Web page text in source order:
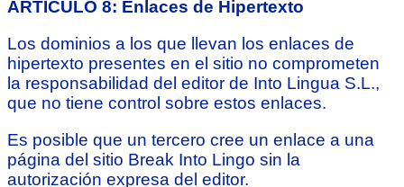
ARTÍCULO 8: Enlaces de Hipertexto
Los dominios a los que llevan los enlaces de
hipertexto presentes en el sitio no comprometen
la responsabilidad del editor de Into Lingua S.L.,
que no tiene control sobre estos enlaces.
Es posible que un tercero cree un enlace a una
página del sitio Break Into Lingo sin la
autorización expresa del editor.